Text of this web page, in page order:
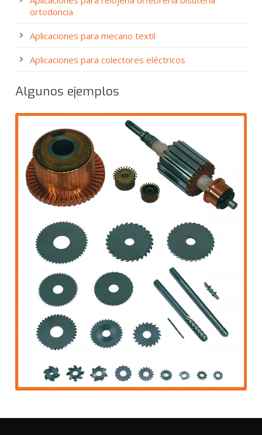
ortodoncia
Aplicaciones para mecano textil
Aplicaciones para colectores eléctricos
Algunos ejemplos